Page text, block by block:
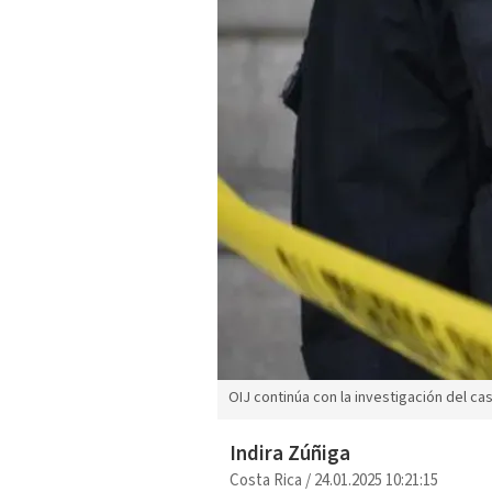
OIJ continúa con la investigación del
Indira Zúñiga
Costa Rica/24.01.2025 10:21:15